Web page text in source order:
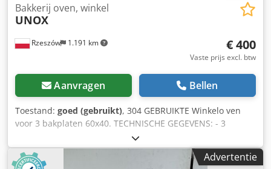
Rzeszów 1.191 km
Bakkerij oven, winkel
UNOX
€ 400
Vaste prijs excl. btw
Aanvragen Bellen
Toestand: goed (gebruikt), 304 GEBRUIKTE Winkelo ven
voor 3 bakplaten 60x40. TECHNISCHE GEGEVENS: - 3
bakplaten 60x40. EXTERNE AFMETINGEN (in cm): - hoog. 46,
- breed. 84, - lang. 75. Chedjyi Enqjpfx Anzja Beschikbare
betaalde opties: transport. De vermelde prijs is de netto
Advertentie